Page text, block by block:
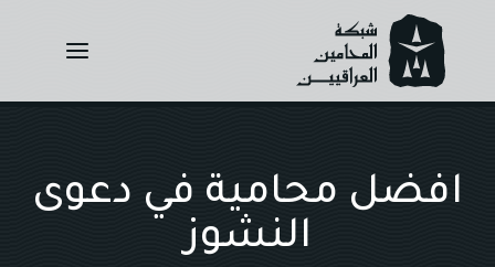
content
افضل محامية في دعوى
النشوز